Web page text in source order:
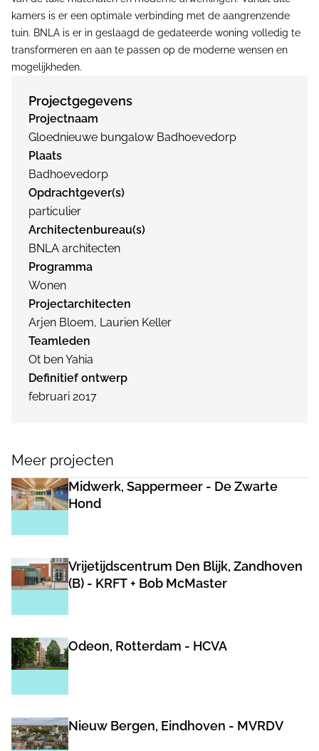
kamers is er een optimale verbinding met de aangrenzende
tuin. BNLA is er in geslaagd de gedateerde woning volledig te
transformeren en aan te passen op de moderne wensen en
mogelijkheden.
Projectgegevens
Projectnaam
Gloednieuwe bungalow Badhoevedorp
Plaats
Badhoevedorp
Opdrachtgever(s)
particulier
Architectenbureau(s)
BNLA architecten
Programma
Wonen
Projectarchitecten
Arjen Bloem, Laurien Keller
Teamleden
Ot ben Yahia
Definitief ontwerp
februari 2017
Meer projecten
Midwerk, Sappermeer - De Zwarte
Hond
Vrijetijdscentrum Den Blijk, Zandhoven
(B) - KRFT + Bob McMaster
Odeon, Rotterdam - HCVA
Nieuw Bergen, Eindhoven - MVRDV